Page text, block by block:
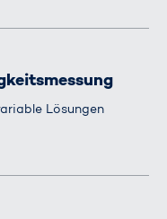
Lösungen